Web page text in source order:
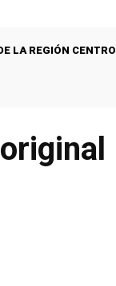
LA REGIÓN CENTRO